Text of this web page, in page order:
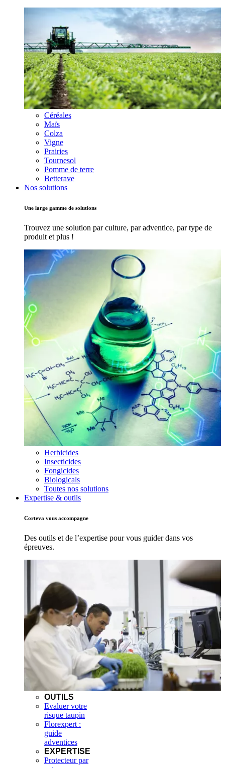
Céréales
Maïs
Colza
Vigne
Prairies
Tournesol
Pomme de terre
Betterave
Nos solutions
Une large gamme de solutions
Trouvez une solution par culture, par adventice, par type de
produit et plus !
Herbicides
Insecticides
Fongicides
Biologicals
Toutes nos solutions
Expertise & outils
Corteva vous accompagne
Des outils et de l’expertise pour vous guider dans vos
épreuves.
OUTILS
Evaluer votre
risque taupin
Florexpert :
guide
adventices
EXPERTISE
Protecteur par